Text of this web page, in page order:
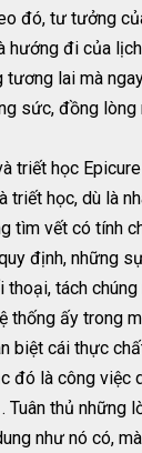
đó, tư tưởng
hướng đi của
lai mà
sức, đồng
triết học
học, dù là
tìm vết có tính
định, những
tách
thống ấy trong
biệt cái thực
đó là công việc
thủ những
như nó có,